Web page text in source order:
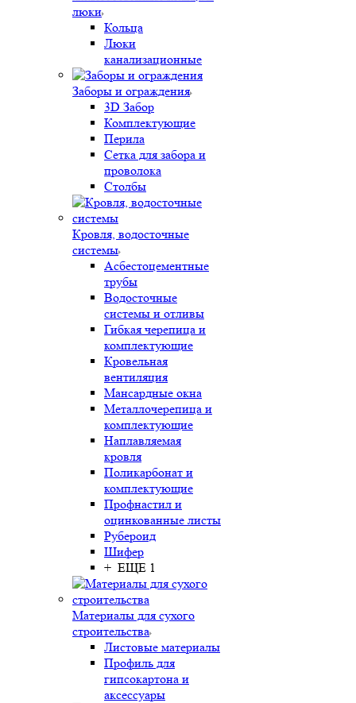
люки
Кольца
Люки
канализационные
Заборы и ограждения
3D Забор
Комплектующие
Перила
Сетка для забора и
проволока
Столбы
Кровля, водосточные
системы
Асбестоцементные
трубы
Водосточные
системы и отливы
Гибкая черепица и
комплектующие
Кровельная
вентиляция
Мансардные окна
Металлочерепица и
комплектующие
Наплавляемая
кровля
Поликарбонат и
комплектующие
Профнастил и
оцинкованные листы
Рубероид
Шифер
+ ЕЩЕ 1
Материалы для сухого
строительства
Листовые материалы
Профиль для
гипсокартона и
аксессуары